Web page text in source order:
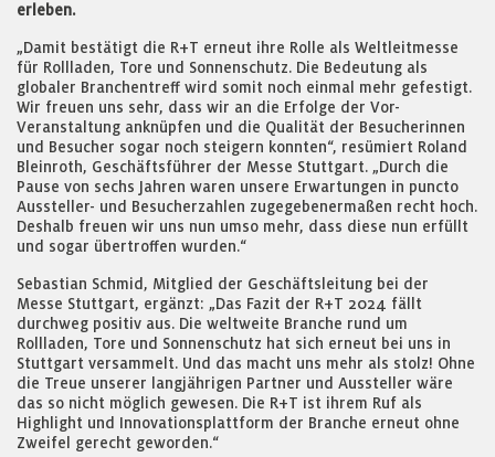
erleben.
„Damit bestätigt die R+T erneut ihre Rolle als Weltleitmesse
für Rollladen, Tore und Sonnenschutz. Die Bedeutung als
globaler Branchentreff wird somit noch einmal mehr gefestigt.
Wir freuen uns sehr, dass wir an die Erfolge der Vor-
Veranstaltung anknüpfen und die Qualität der Besucherinnen
und Besucher sogar noch steigern konnten“, resümiert Roland
Bleinroth, Geschäftsführer der Messe Stuttgart. „Durch die
Pause von sechs Jahren waren unsere Erwartungen in puncto
Aussteller- und Besucherzahlen zugegebenermaßen recht hoch.
Deshalb freuen wir uns nun umso mehr, dass diese nun erfüllt
und sogar übertroffen wurden.“
Sebastian Schmid, Mitglied der Geschäftsleitung bei der
Messe Stuttgart, ergänzt: „Das Fazit der R+T 2024 fällt
durchweg positiv aus. Die weltweite Branche rund um
Rollladen, Tore und Sonnenschutz hat sich erneut bei uns in
Stuttgart versammelt. Und das macht uns mehr als stolz! Ohne
die Treue unserer langjährigen Partner und Aussteller wäre
das so nicht möglich gewesen. Die R+T ist ihrem Ruf als
Highlight und Innovationsplattform der Branche erneut ohne
Zweifel gerecht geworden.“